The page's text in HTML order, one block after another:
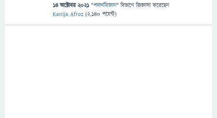
14 অক্টোবর 2021 "পদার্থবিজ্ঞান" বিভাগে জিজ্ঞাসাকরেছেন
Kanija Afroz (2,140 পয়েন্ট)